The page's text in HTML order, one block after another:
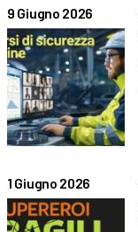
9 Giugno 2026
1 Giugno 2026